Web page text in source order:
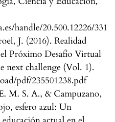
handle/20.500.12226/331
J. (2016). Realidad
Próximo Desafío Virtual
next challenge (Vol. 1).
pdf/235501238.pdf
M. S. A., & Campuzano,
esfero azul: Un